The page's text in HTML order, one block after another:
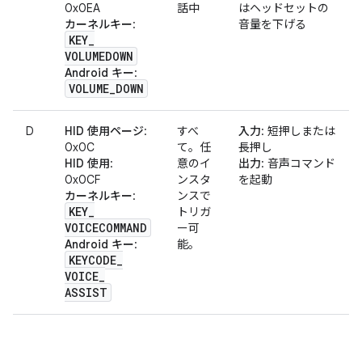
0x0EA
カーネルキー:
KEY_
VOLUMEDOWN
Android キー:
VOLUME_DOWN
話中
はヘッドセットの
音量を下げる
D HID 使用ページ:
0x0C
HID 使用:
0x0CF
カーネルキー:
KEY_
VOICECOMMAND
Android キー:
KEYCODE_
VOICE_
ASSIST
すべ
て。任
意のイ
ンスタ
ンスで
トリガ
ー可
能。
入力: 短押しまたは
長押し
出力: 音声コマンド
を起動